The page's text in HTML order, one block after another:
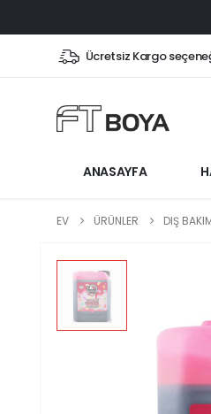
Ücretsiz Kargo
ANASAYFA
EV ÜRÜNLER DIŞ